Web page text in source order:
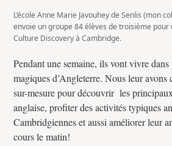
L’école Anne Marie Javouhey de Senlis (mon
envoie un groupe 84 élèves de troisième
Culture Discovery à Cambridge.
Pendant une semaine, ils vont vivre
magiques d’Angleterre. Nous leur avons
sur-mesure pour découvrir les
anglaise, profiter des activités typiques
Cambridgiennes et aussi améliorer leur
cours le matin!